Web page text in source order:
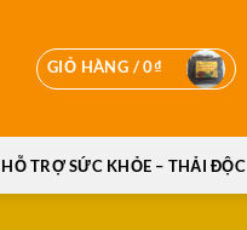
GIỎ HÀNG /0₫
TRỢ SỨC KHỎE – THẢI ĐỘC